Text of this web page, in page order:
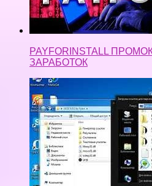
PAYFORINSTALL
ЗАРАБОТОК